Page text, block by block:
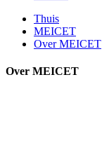
Thuis
MEICET
Over MEICET
Over MEICET